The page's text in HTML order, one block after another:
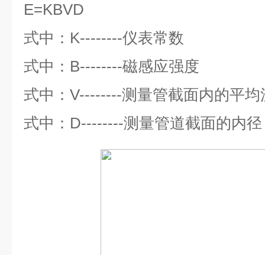
E=KBVD
式中： K--------仪表常数
式中： B--------磁感应强度
式中： V--------测量管截面内的平均
式中： D--------测量管道截面的内径